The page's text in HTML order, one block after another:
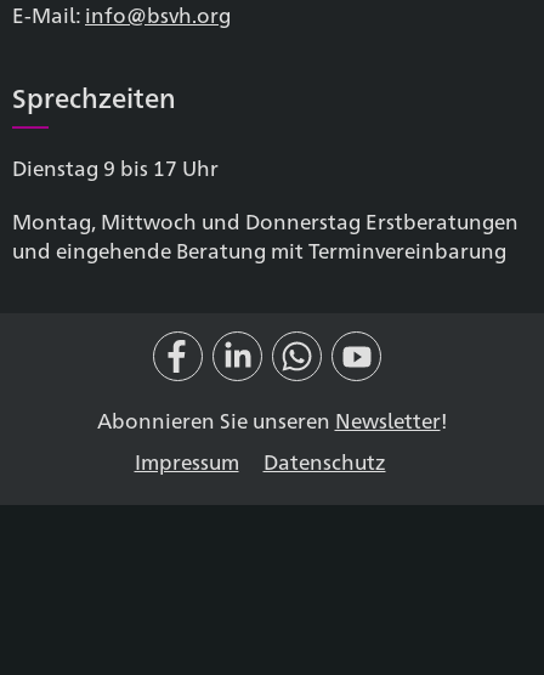
E-Mail: info@bsvh.org
Sprechzeiten
Dienstag 9 bis 17 Uhr
Montag, Mittwoch und Donnerstag Erstberatungen
und eingehende Beratung mit Terminvereinbarung
Abonnieren Sie unseren Newsletter!
Impressum
Datenschutz